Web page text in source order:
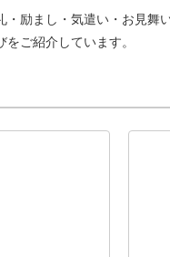
励まし・気遣い・お見舞
ご紹介しています。